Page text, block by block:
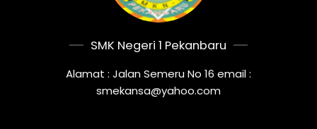
SMK Negeri 1 Pekanbaru
Alamat : Jalan Semeru No 16 email :
smekansa@yahoo.com